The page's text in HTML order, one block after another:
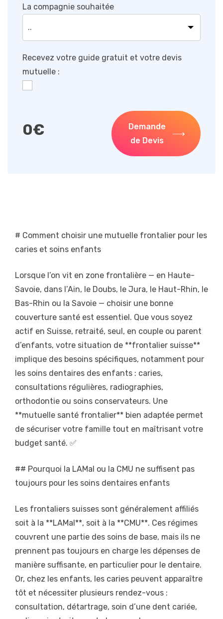
La compagnie souhaitée
Recevez votre guide gratuit et votre devis
mutuelle :
0€
Demande
de Devis
# Comment choisir une mutuelle frontalier pour les
caries et soins enfants
Lorsque l’on vit en zone frontalière — en Haute-
Savoie, dans l’Ain, le Doubs, le Jura, le Haut-Rhin, le
Bas-Rhin ou la Savoie — choisir une bonne
couverture santé est essentiel. Que vous soyez
actif en Suisse, retraité, seul, en couple ou parent
d’enfants, votre situation de **frontalier suisse**
implique des besoins spécifiques, notamment pour
les soins dentaires des enfants : caries,
consultations régulières, radiographies,
orthodontie ou soins conservateurs. Une
**mutuelle santé frontalier** bien adaptée permet
de sécuriser votre famille tout en maîtrisant votre
budget santé. ✅
## Pourquoi la LAMal ou la CMU ne suffisent pas
toujours pour les soins dentaires enfants
Les frontaliers suisses sont généralement affiliés
soit à la **LAMal**, soit à la **CMU**. Ces régimes
couvrent une partie des soins de base, mais ils ne
prennent pas toujours en charge les dépenses de
manière suffisante, en particulier pour le dentaire.
Or, chez les enfants, les caries peuvent apparaître
tôt et nécessiter plusieurs rendez-vous :
consultation, détartrage, soin d’une dent cariée,